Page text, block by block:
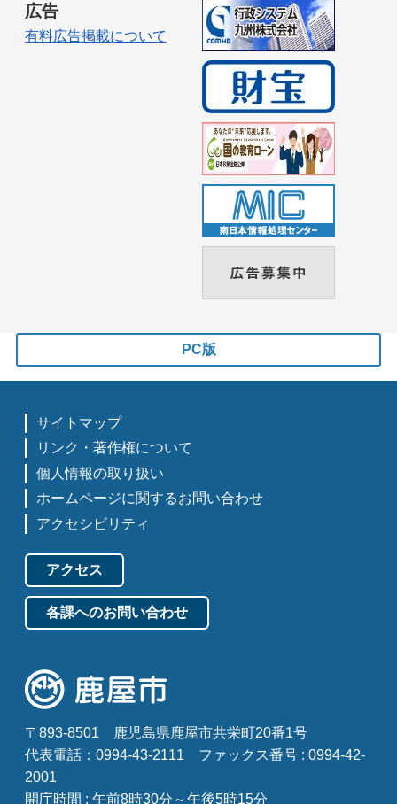
広告
有料広告掲載について
PC版
サイトマップ
リンク・著作権について
個人情報の取り扱い
ホームページに関するお問い合わせ
アクセシビリティ
アクセス
各課へのお問い合わせ
〒893-8501
鹿児島県鹿屋市共栄町20番1号
代表電話：0994-43-2111
ファックス番号 : 0994-42-
2001
開庁時間 : 午前8時30分～午後5時15分